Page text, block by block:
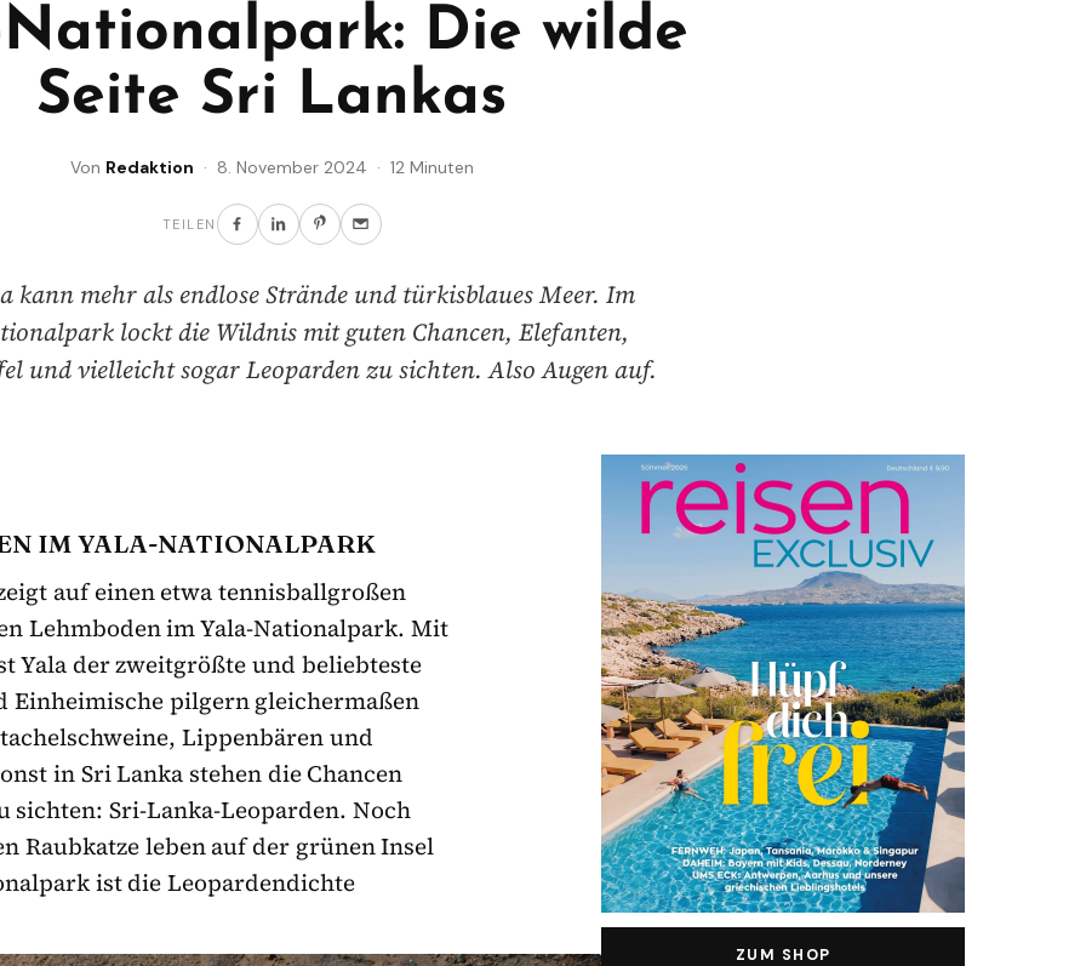
Die wilde
Seite Sri Lankas
Von Redaktion · 8. November 2024 · 12 Minuten
TEILEN
kann mehr als endlose Strände und türkisblaues Meer. Im
lockt die Wildnis mit guten Chancen, Elefanten,
und vielleicht sogar Leoparden zu sichten. Also Augen auf.
IM YALA-NATIONALPARK
auf einen etwa tennisballgroßen
Lehmboden im Yala-Nationalpark. Mit
Yala der zweitgrößte und beliebteste
Einheimische pilgern gleichermaßen
Lippenbären und
in Sri Lanka stehen die Chancen
sichten: Sri-Lanka-Leoparden. Noch
Raubkatze leben auf der grünen Insel
ist die Leopardendichte
ZUM SHOP